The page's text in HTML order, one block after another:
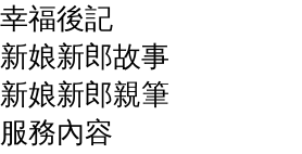
幸福後記
新娘新郎故事
新娘新郎親筆
服務內容